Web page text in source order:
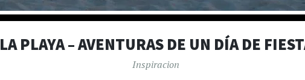
LA PLAYA – AVENTURAS DE UN DÍA DE
Inspiracion